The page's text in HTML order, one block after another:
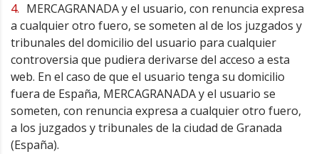
MERCAGRANADA y el usuario, con renuncia expresa
a cualquier otro fuero, se someten al de los juzgados y
tribunales del domicilio del usuario para cualquier
controversia que pudiera derivarse del acceso a esta
web. En el caso de que el usuario tenga su domicilio
fuera de España, MERCAGRANADA y el usuario se
someten, con renuncia expresa a cualquier otro fuero,
a los juzgados y tribunales de la ciudad de Granada
(España).